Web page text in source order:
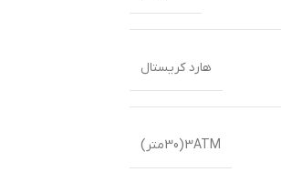
هارد کریستال
3ATM(30متر)